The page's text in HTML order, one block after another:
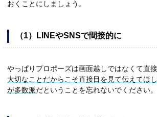
おくことにしましょう。
（1）LINEやSNSで間接的に
やっぱりプロポーズは画面越しではなくて直
大切なことだからこそ直接目を見て伝えてほ
が多数派だということを忘れないでください。